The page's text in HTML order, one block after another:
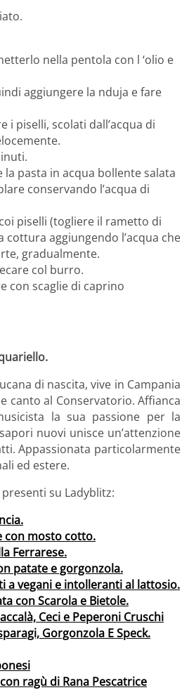
nella pentola con l ‘olio e
aggiungere la nduja e fare
i piselli, scolati dall’acqua di
pasta in acqua bollente salata
conservando l’acqua di
piselli (togliere il rametto di
aggiungendo l’acqua che
gradualmente.
col burro.
con scaglie di caprino
di nascita, vive in Campania
canto al Conservatorio. Affianca
la sua passione per la
nuovi unisce un’attenzione
Appassionata particolarmente
ed estere.
su Ladyblitz:
con mosto cotto.
Ferrarese.
patate e gorgonzola.
a vegani e intolleranti al lattosio.
con Scarola e Bietole.
Ceci e Peperoni Cruschi
Gorgonzola E Speck.
ragù di Rana Pescatrice